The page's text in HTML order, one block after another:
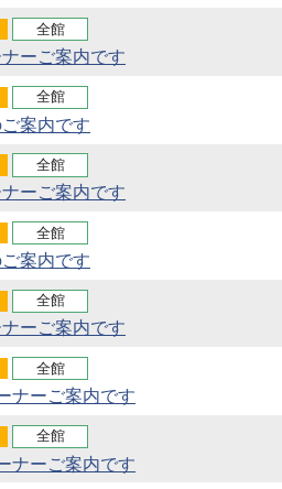
全館
ーご案内です
全館
案内です
全館
ーご案内です
全館
案内です
全館
ーご案内です
全館
ナーご案内です
全館
ナーご案内です